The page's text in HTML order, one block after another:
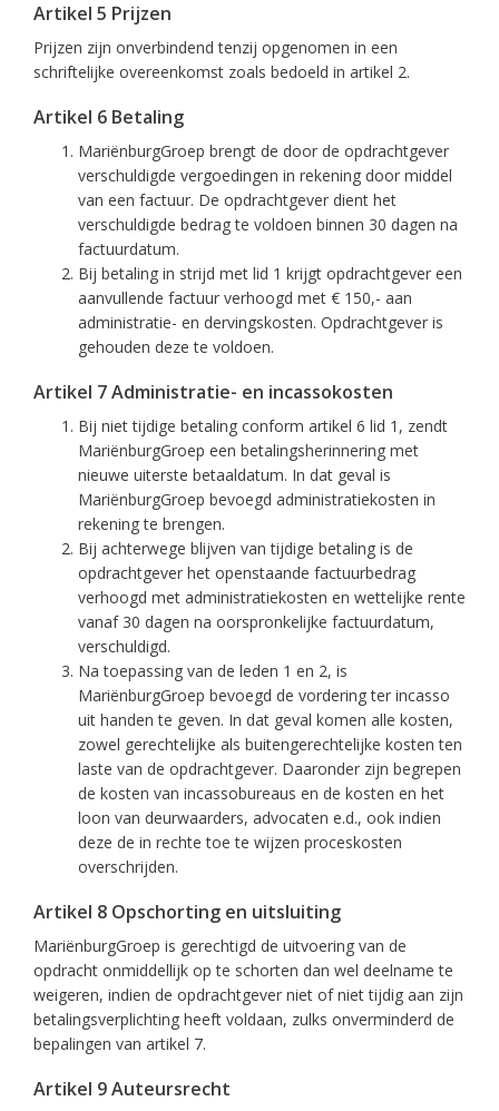
Artikel 5 Prijzen
Prijzen zijn onverbindend tenzij opgenomen in een
schriftelijke overeenkomst zoals bedoeld in artikel 2.
Artikel 6 Betaling
MariënburgGroep brengt de door de opdrachtgever
verschuldigde vergoedingen in rekening door middel
van een factuur. De opdrachtgever dient het
verschuldigde bedrag te voldoen binnen 30 dagen na
factuurdatum.
Bij betaling in strijd met lid 1 krijgt opdrachtgever een
aanvullende factuur verhoogd met € 150,- aan
administratie- en dervingskosten. Opdrachtgever is
gehouden deze te voldoen.
Artikel 7 Administratie- en incassokosten
Bij niet tijdige betaling conform artikel 6 lid 1, zendt
MariënburgGroep een betalingsherinnering met
nieuwe uiterste betaaldatum. In dat geval is
MariënburgGroep bevoegd administratiekosten in
rekening te brengen.
Bij achterwege blijven van tijdige betaling is de
opdrachtgever het openstaande factuurbedrag
verhoogd met administratiekosten en wettelijke rente
vanaf 30 dagen na oorspronkelijke factuurdatum,
verschuldigd.
Na toepassing van de leden 1 en 2, is
MariënburgGroep bevoegd de vordering ter incasso
uit handen te geven. In dat geval komen alle kosten,
zowel gerechtelijke als buitengerechtelijke kosten ten
laste van de opdrachtgever. Daaronder zijn begrepen
de kosten van incassobureaus en de kosten en het
loon van deurwaarders, advocaten e.d., ook indien
deze de in rechte toe te wijzen proceskosten
overschrijden.
Artikel 8 Opschorting en uitsluiting
MariënburgGroep is gerechtigd de uitvoering van de
opdracht onmiddellijk op te schorten dan wel deelname te
weigeren, indien de opdrachtgever niet of niet tijdig aan zijn
betalingsverplichting heeft voldaan, zulks onverminderd de
bepalingen van artikel 7.
Artikel 9 Auteursrecht